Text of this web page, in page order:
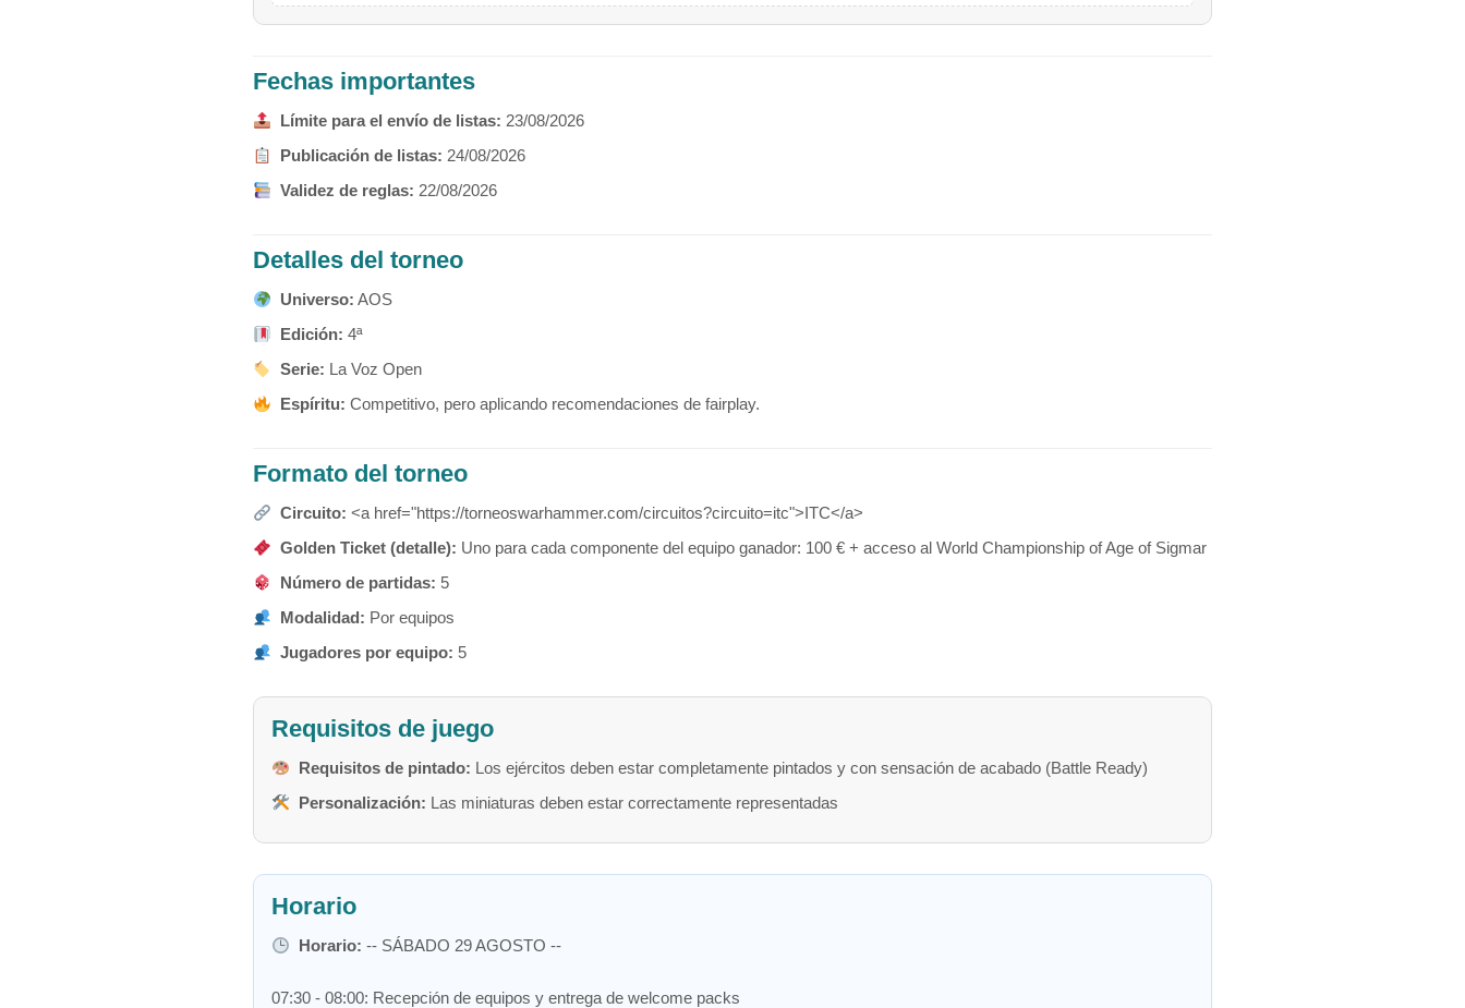
Fechas importantes
Límite para el envío de listas: 23/08/2026
Publicación de listas: 24/08/2026
Validez de reglas: 22/08/2026
Detalles del torneo
Universo: AOS
Edición: 4ª
Serie: La Voz Open
Espíritu: Competitivo, pero aplicando recomendaciones de fairplay.
Formato del torneo
Circuito: <a href="https://torneoswarhammer.com/circuitos?circuito=itc">ITC</a>
Golden Ticket (detalle): Uno para cada componente del equipo ganador: 100 € + acceso al World Championship of Age of Sigmar
Número de partidas: 5
Modalidad: Por equipos
Jugadores por equipo: 5
Requisitos de juego
Requisitos de pintado: Los ejércitos deben estar completamente pintados y con sensación de acabado (Battle Ready)
Personalización: Las miniaturas deben estar correctamente representadas
Horario
Horario: -- SÁBADO 29 AGOSTO --
07:30 - 08:00: Recepción de equipos y entrega de welcome packs